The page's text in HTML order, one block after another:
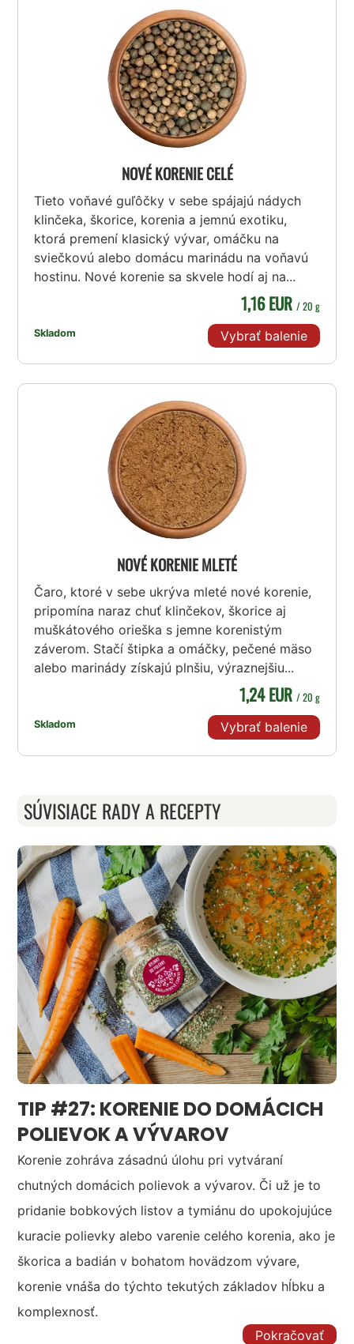
NOVÉ KORENIE CELÉ
Tieto voňavé guľôčky v sebe spájajú nádych
klinčeka, škorice, korenia a jemnú exotiku,
ktorá premení klasický vývar, omáčku na
sviečkovú alebo domácu marinádu na voňavú
hostinu. Nové korenie sa skvele hodí aj na...
Skladom
1,16 EUR / 20 g
Vybrať balenie
NOVÉ KORENIE MLETÉ
Čaro, ktoré v sebe ukrýva mleté nové korenie,
pripomína naraz chuť klinčekov, škorice aj
muškátového orieška s jemne korenistým
záverom. Stačí štipka a omáčky, pečené mäso
alebo marinády získajú plnšiu, výraznejšiu...
Skladom
1,24 EUR / 20 g
Vybrať balenie
SÚVISIACE RADY A RECEPTY
TIP #27: KORENIE DO DOMÁCICH
POLIEVOK A VÝVAROV
Korenie zohráva zásadnú úlohu pri vytváraní
chutných domácich polievok a vývarov. Či už je to
pridanie bobkových listov a tymiánu do upokojujúce
kuracie polievky alebo varenie celého korenia, ako je
škorica a badián v bohatom hovädzom vývare,
korenie vnáša do týchto tekutých základov hĺbku a
komplexnosť.
Pokračovať